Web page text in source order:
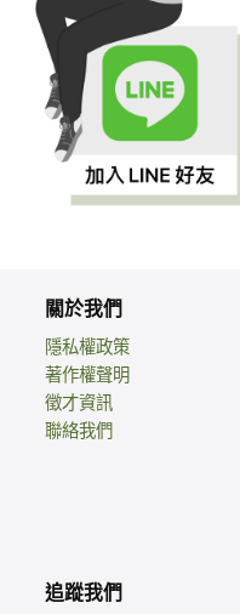
關於我們
隱私權政策
著作權聲明
徵才資訊
聯絡我們
追蹤我們